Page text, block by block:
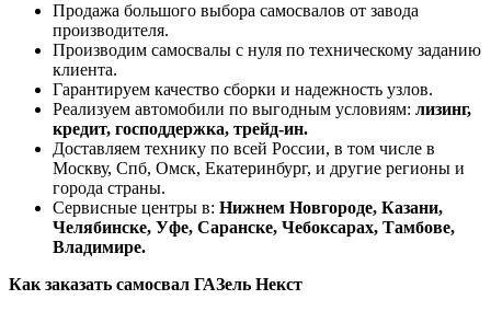
Продажа большого выбора самосвалов от завода
производителя.
Производим самосвалы с нуля по техническому заданию
клиента.
Гарантируем качество сборки и надежность узлов.
Реализуем автомобили по выгодным условиям: лизинг,
кредит, господдержка, трейд-ин.
Доставляем технику по всей России, в том числе в
Москву, Спб, Омск, Екатеринбург, и другие регионы и
города страны.
Сервисные центры в: Нижнем Новгороде, Казани,
Челябинске, Уфе, Саранске, Чебоксарах, Тамбове,
Владимире.
Как заказать самосвал ГАЗель Некст